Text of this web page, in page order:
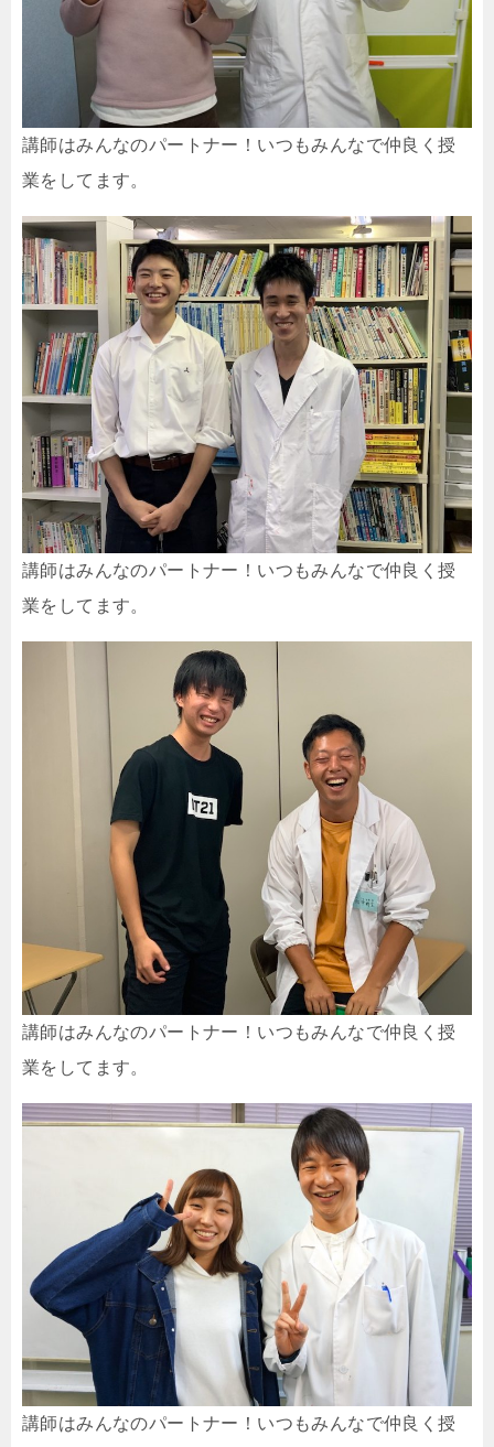
講師はみんなのパートナー！いつもみんなで仲良く授
業をしてます。
講師はみんなのパートナー！いつもみんなで仲良く授
業をしてます。
講師はみんなのパートナー！いつもみんなで仲良く授
業をしてます。
講師はみんなのパートナー！いつもみんなで仲良く授